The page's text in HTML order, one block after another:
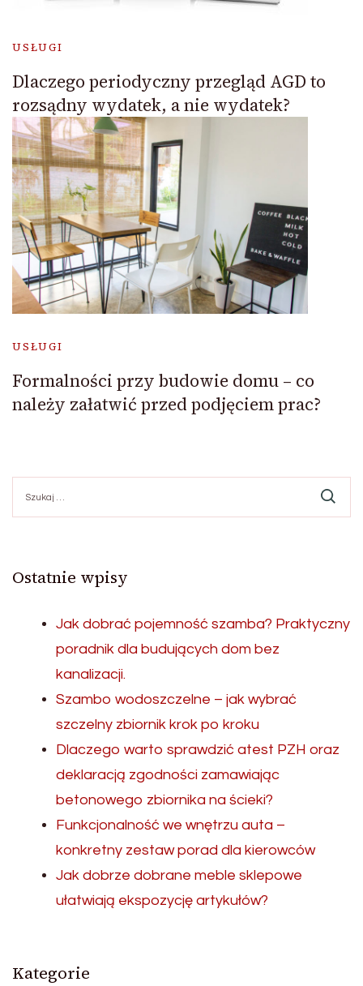
USŁUGI
Dlaczego periodyczny przegląd AGD to
rozsądny wydatek, a nie wydatek?
USŁUGI
Formalności przy budowie domu – co
należy załatwić przed podjęciem prac?
Ostatnie wpisy
Jak dobrać pojemność szamba? Praktyczny
poradnik dla budujących dom bez
kanalizacji.
Szambo wodoszczelne – jak wybrać
szczelny zbiornik krok po kroku
Dlaczego warto sprawdzić atest PZH oraz
deklaracją zgodności zamawiając
betonowego zbiornika na ścieki?
Funkcjonalność we wnętrzu auta –
konkretny zestaw porad dla kierowców
Jak dobrze dobrane meble sklepowe
ułatwiają ekspozycję artykułów?
Kategorie